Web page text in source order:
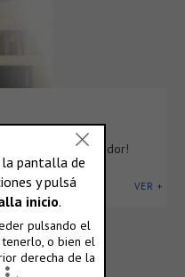
espacio para tocador!
VER +